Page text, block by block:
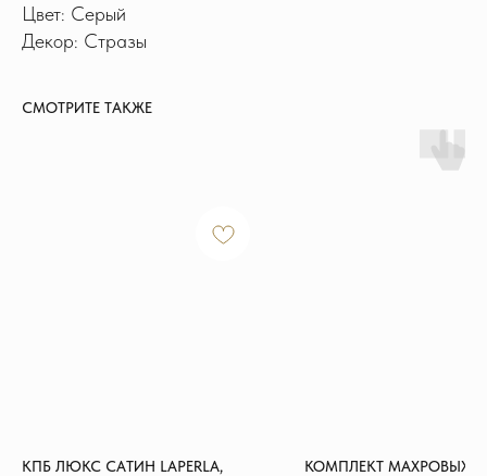
Цвет: Серый
Декор: Стразы
СМОТРИТЕ ТАКЖЕ
КПБ ЛЮКС САТИН LAPERLA,
КОМПЛЕКТ МАХРОВЫХ